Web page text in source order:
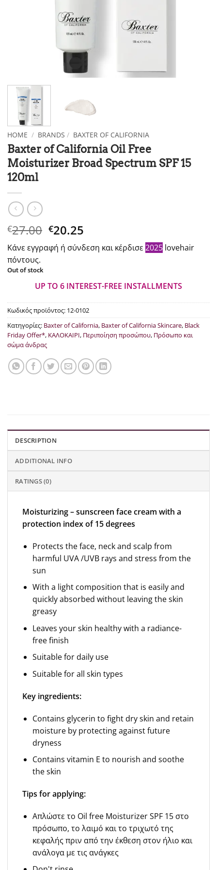
HOME / BRANDS / BAXTER OF CALIFORNIA
Baxter of California Oil Free
Moisturizer Broad Spectrum SPF 15
120ml
€27.00 Original
price
was:
€20.25
τρέχουσα
τιμή
Κάνε εγγραφή ή σύνδεση και κέρδισε 2025 lovehair
πόντους.
Out of stock
UP TO 6 INTEREST-FREE INSTALLMENTS
Κωδικός προϊόντος: 12-0102
Κατηγορίες: Baxter of California, Baxter of California Skincare, Black
Friday Offer*, ΚΑΛΟΚΑΙΡΙ, Περιποίηση προσώπου, Πρόσωπο και
σώμα άνδρας
DESCRIPTION
ADDITIONAL INFO
RATINGS (0)
Moisturizing – sunscreen face cream with a
protection index of 15 degrees
Protects the face, neck and scalp from
harmful UVA /UVB rays and stress from the
sun
With a light composition that is easily and
quickly absorbed without leaving the skin
greasy
Leaves your skin healthy with a radiance-
free finish
Suitable for daily use
Suitable for all skin types
Key ingredients:
Contains glycerin to fight dry skin and retain
moisture by protecting against future
dryness
Contains vitamin E to nourish and soothe
the skin
Tips for applying:
Απλώστε το Oil free Moisturizer SPF 15 στο
πρόσωπο, το λαιμό και το τριχωτό της
κεφαλής πριν από την έκθεση στον ήλιο και
ανάλογα με τις ανάγκες